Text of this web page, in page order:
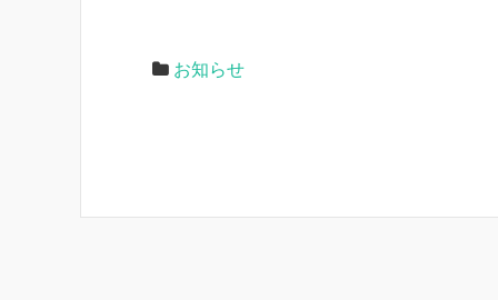
お知らせ